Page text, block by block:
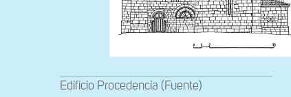
Edificio Procedencia (Fuente)